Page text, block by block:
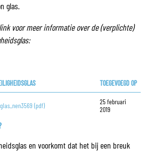
glas.
voor meer informatie over de (verplichte)
TOEGEVOEGD OP
(pdf)
25 februari
2019
en voorkomt dat het bij een breuk